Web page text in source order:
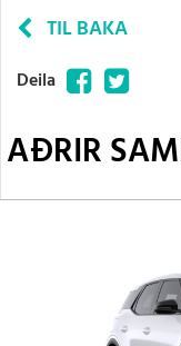
TIL BAKA
Deila FacebookTwitter
AÐRIR